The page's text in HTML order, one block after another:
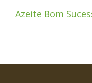
Azeite Bom